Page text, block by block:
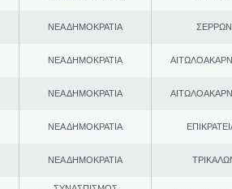
ΝΕΑ ΔΗΜΟΚΡΑΤΙΑ ΣΕΡΡΩΝ
ΝΕΑ ΔΗΜΟΚΡΑΤΙΑ
ΝΕΑ ΔΗΜΟΚΡΑΤΙΑ
ΝΕΑ ΔΗΜΟΚΡΑΤΙΑ
ΝΕΑ ΔΗΜΟΚΡΑΤΙΑ